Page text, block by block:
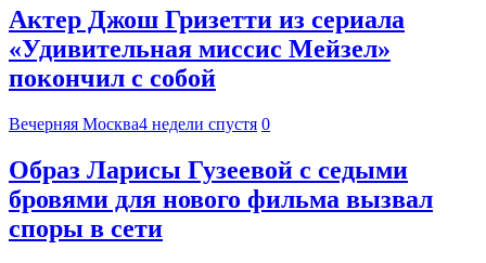
Актер Джош Гризетти из сериала
«Удивительная миссис Мейзел»
покончил с собой
Вечерняя Москва4 недели спустя 0
Образ Ларисы Гузеевой с седыми
бровями для нового фильма вызвал
споры в сети